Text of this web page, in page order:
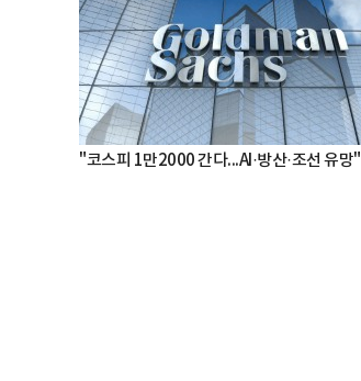
"코스피 1만2000 간다...AI·방산·조선 유망"